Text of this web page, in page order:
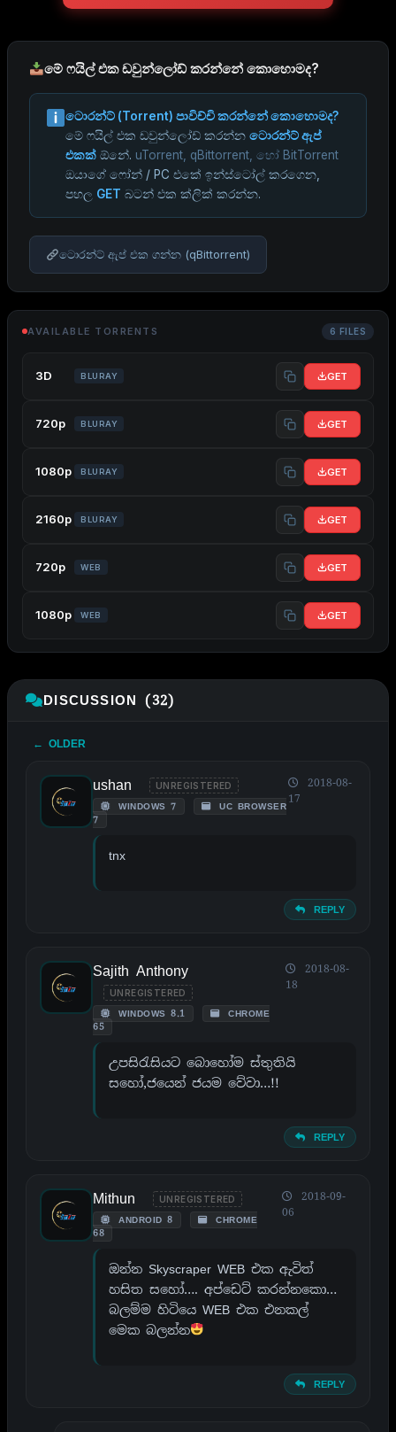
මේ ෆයිල් එක ඩවුන්ලෝඩ් කරන්නේ කොහොමද?
ටොරන්ට් (Torrent) පාවිච්චි කරන්නේ කොහොමද?
මේ ෆයිල් එක ඩවුන්ලෝඩ් කරන්නටොරන්ට් ඇප්
එකක් ඕනේ. uTorrent, qBittorrent, හෝ BitTorrent
ඔයාගේ ෆෝන් / PC එකේ ඉන්ස්ටෝල් කරගෙන,
පහල GET බටන් එක ක්ලික් කරන්න.
ටොරන්ට් ඇප් එක ගන්න (qBittorrent)
AVAILABLE TORRENTS 6 FILES
3D BLURAY GET
720p BLURAY GET
1080p BLURAY GET
2160p BLURAY GET
720p WEB GET
1080p WEB GET
DISCUSSION (32)
← OLDER
ushan UNREGISTERED
WINDOWS 7
UC BROWSER
7
2018-08-
17
tnx
REPLY
Sajith Anthony
UNREGISTERED
WINDOWS 8.1
CHROME
65
2018-08-
18
උපසිරැසියට බොහෝම ස්තුතියි
සහෝ,ජයෙන් ජයම වේවා…!!
REPLY
Mithun UNREGISTERED
ANDROID 8
CHROME
68
2018-09-
06
ඔන්න Skyscraper WEB එක ඇවිත්
හසිත සහෝ…. අප්ඩෙට් කරන්නකො…
බලම්ම හිටියෙ WEB එක එනකල්
මෙක බලන්න
REPLY